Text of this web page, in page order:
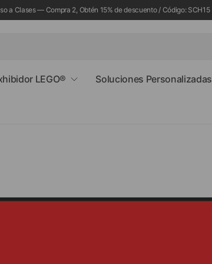
a Clases — Compra 2, Obtén 15% de descuento / Código: SCH15
LEGO® Soluciones Personalizadas